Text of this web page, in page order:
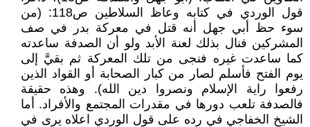
قول الوردي في كتابه وعاظ السلاطين ص118: (من
سوء حظ أبي جهل أنه قتل في معركة بدر في صف
المشركين فنال بذلك لعنة الأبد ولو أن الصدفة ساعدته
كما ساعدت غيره فنجى من تلك المعركة ثم بقيَّ إلى
يوم الفتح فأسلم لصار من كبار الصحابة أو القواد الذين
رفعوا راية الإسلام ونصروا دين الله). وهذه حقيقة
فالصدفة تلعب دورها في مقدرات المجتمع والأفراد. أما
الشيخ الخفاجي في رده على قول الوردي اعلاه يرى في